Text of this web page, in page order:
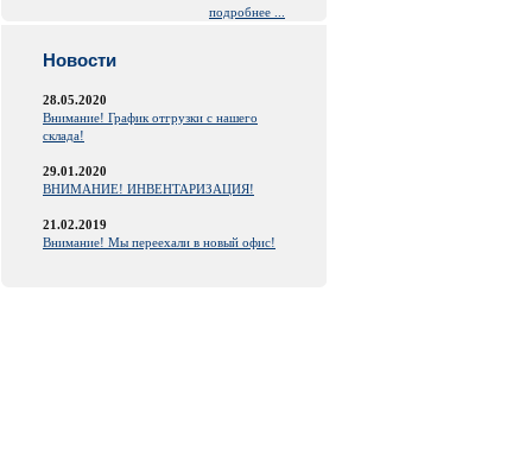
подробнее ...
Новости
28.05.2020
Внимание! График отгрузки с нашего
склада!
29.01.2020
ВНИМАНИЕ! ИНВЕНТАРИЗАЦИЯ!
21.02.2019
Внимание! Мы переехали в новый офис!